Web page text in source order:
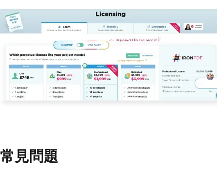
常見問題